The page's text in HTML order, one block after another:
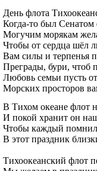
День флота
Когда-то был Сенатом
Могучим морякам
Чтобы от сердца шёл
Вам силы и терпенья
Преграды, бури, чтоб
Любовь семьи пусть
Морских просторов
В Тихом океане флот
И покой хранит он
Чтобы каждый помнил
В этот праздник
Тихоокеанский флот